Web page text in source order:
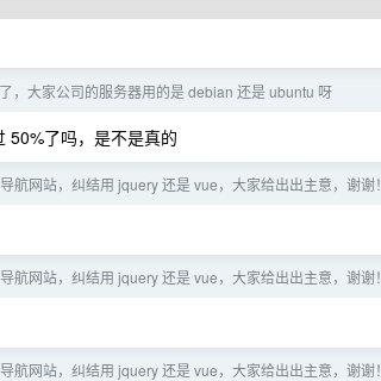
，大家公司的服务器用的是 debian 还是 ubuntu 呀
50%了吗，是不是真的
航网站，纠结用 jquery 还是 vue，大家给出出主意，谢谢！
航网站，纠结用 jquery 还是 vue，大家给出出主意，谢谢！
航网站，纠结用 jquery 还是 vue，大家给出出主意，谢谢！